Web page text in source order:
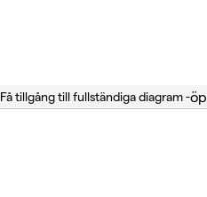
Få tillgång till fullständiga diagram -